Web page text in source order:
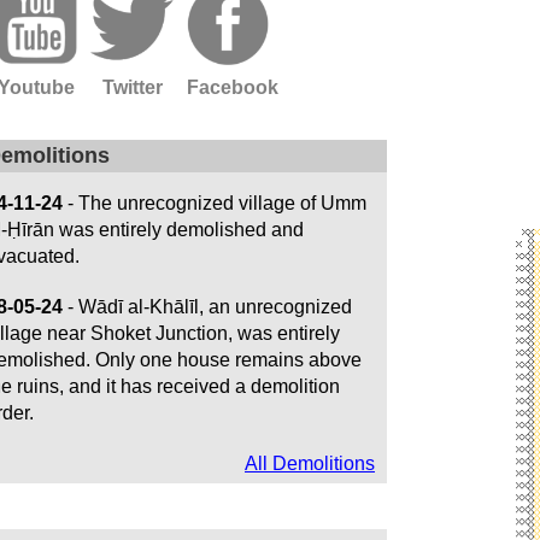
Twitter Facebook
11-24- The unrecognized village of Umm
Ḥīrān was entirely demolished and
05-24- Wādī al-Khālīl, an unrecognized
near Shoket Junction, was entirely
Only one house remains above
ruins, and it has received a demolition
All Demolitions